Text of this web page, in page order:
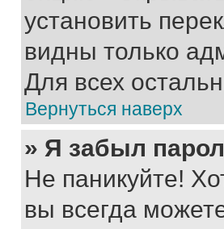
установить
видны только
Для всех
Вернуться наверх
» Я забыл
Не паникуйте!
вы всегда